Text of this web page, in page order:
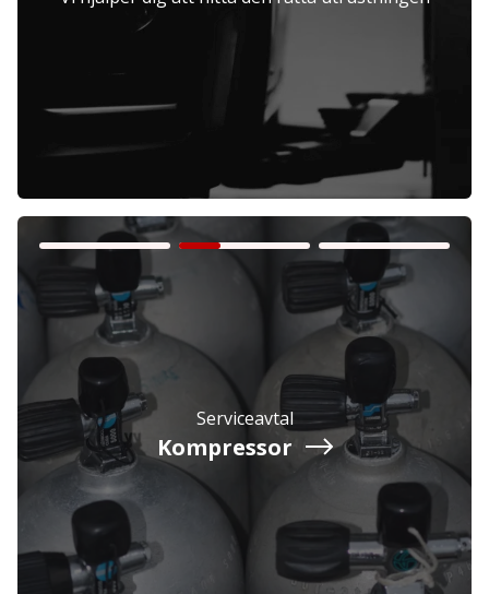
Företag Exkl. moms
Privatperson Inkl. moms
Serviceavtal
Kompressor